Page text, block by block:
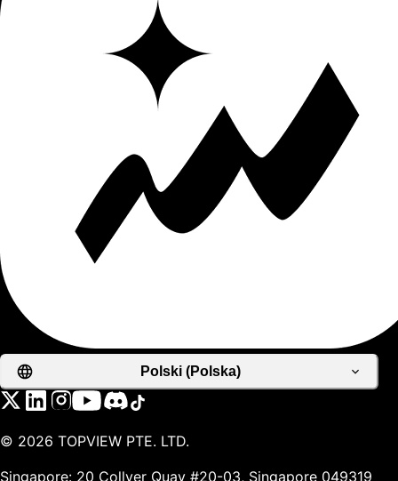
Polski (Polska)
© 2026 TOPVIEW PTE. LTD.
Singapore: 20 Collyer Quay #20-03, Singapore 049319